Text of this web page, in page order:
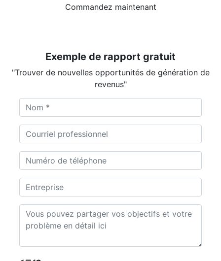
Commandez maintenant
Exemple de rapport gratuit
"Trouver de nouvelles opportunités de génération de
revenus"